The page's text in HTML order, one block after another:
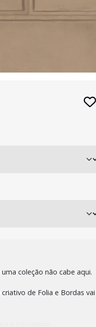
coleção não cabe aqui.
de Folia e Bordas vai